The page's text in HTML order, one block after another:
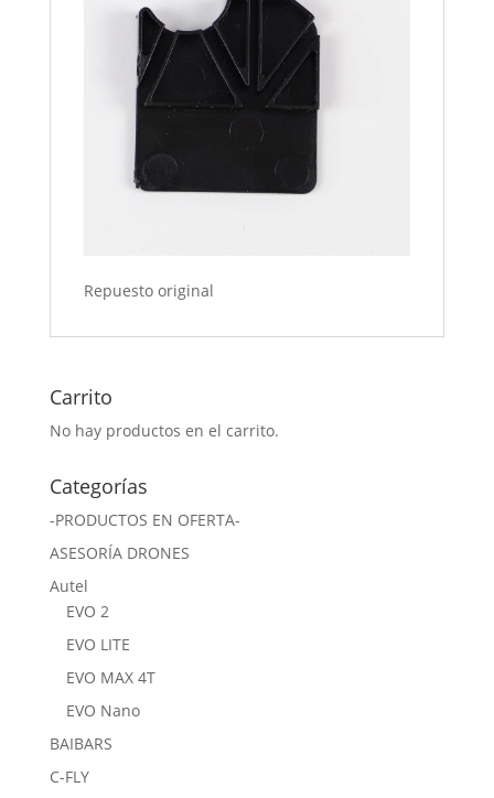
Repuesto original
Carrito
No hay productos en el carrito.
Categorías
-PRODUCTOS EN OFERTA-
ASESORÍA DRONES
Autel
EVO 2
EVO LITE
EVO MAX 4T
EVO Nano
BAIBARS
C-FLY